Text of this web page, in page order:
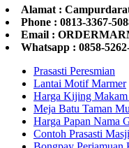
Alamat :
Phone : 0813-3367-
Email :
Whatsapp : 0858-
Prasasti Peresmian
Lantai Motif Marmer
Harga Kijing
Meja Batu Taman
Harga Papan Nama
Contoh Prasasti